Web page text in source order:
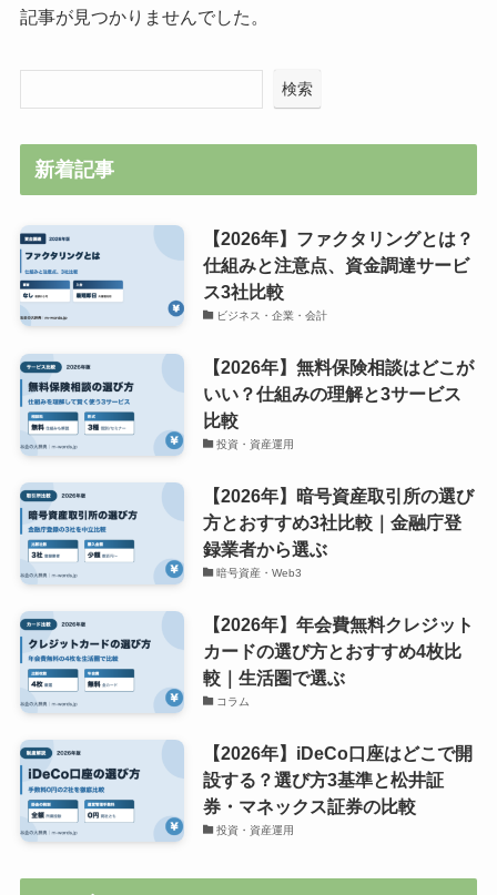
記事が見つかりませんでした。
検索
新着記事
【2026年】ファクタリングとは？
仕組みと注意点、資金調達サービ
ス3社比較
ビジネス・企業・会計
【2026年】無料保険相談はどこが
いい？仕組みの理解と3サービス
比較
投資・資産運用
【2026年】暗号資産取引所の選び
方とおすすめ3社比較｜金融庁登
録業者から選ぶ
暗号資産・Web3
【2026年】年会費無料クレジット
カードの選び方とおすすめ4枚比
較｜生活圏で選ぶ
コラム
【2026年】iDeCo口座はどこで開
設する？選び方3基準と松井証
券・マネックス証券の比較
投資・資産運用